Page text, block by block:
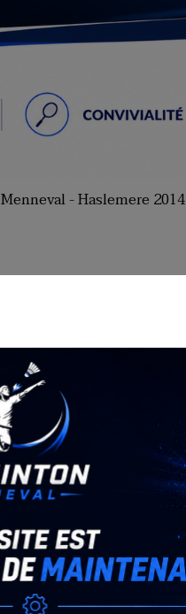
Menneval - Haslemere 2014